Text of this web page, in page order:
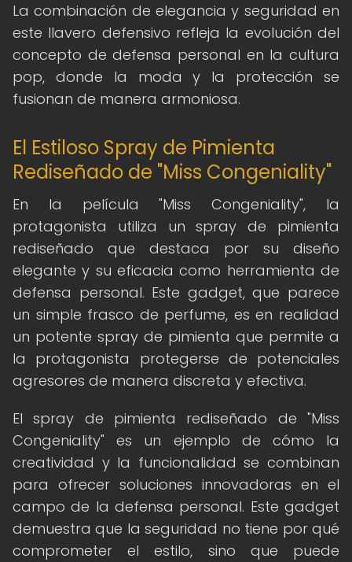
La combinación de elegancia y seguridad en
este llavero defensivo refleja la evolución del
concepto de defensa personal en la cultura
pop, donde la moda y la protección se
fusionan de manera armoniosa.
El Estiloso Spray de Pimienta
Rediseñado de "Miss Congeniality"
En la película "Miss Congeniality", la
protagonista utiliza un spray de pimienta
rediseñado que destaca por su diseño
elegante y su eficacia como herramienta de
defensa personal. Este gadget, que parece
un simple frasco de perfume, es en realidad
un potente spray de pimienta que permite a
la protagonista protegerse de potenciales
agresores de manera discreta y efectiva.
El spray de pimienta rediseñado de "Miss
Congeniality" es un ejemplo de cómo la
creatividad y la funcionalidad se combinan
para ofrecer soluciones innovadoras en el
campo de la defensa personal. Este gadget
demuestra que la seguridad no tiene por qué
comprometer el estilo, sino que puede